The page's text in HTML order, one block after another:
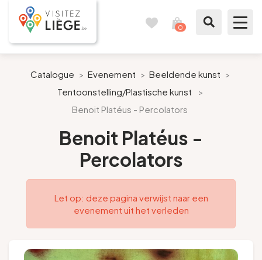
0
Bereid mijn verblijf voor
Pays de Liège
Pers
Catalogue > Evenement > Beeldende kunst >
Tentoonstelling/Plastische kunst
>
Benoit Platéus - Percolators
Benoit Platéus -
Percolators
Let op: deze pagina verwijst naar een
evenement uit het verleden